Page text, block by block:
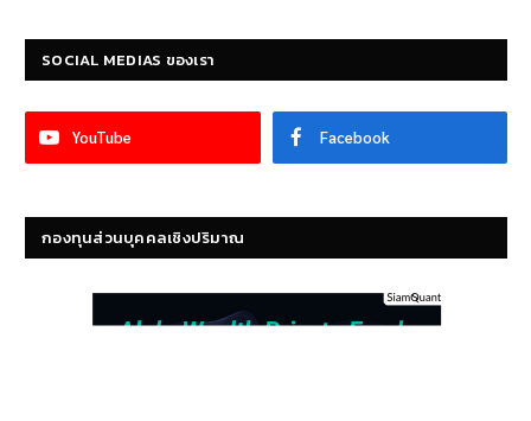
SOCIAL MEDIAS ของเรา
YouTube Facebook
กองทุนส่วนบุคคลเชิงปริมาณ